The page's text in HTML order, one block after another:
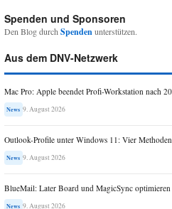
Spenden und Sponsoren
Den Blog durchSpendenunterstützen.
Aus dem DNV-Netzwerk
Mac Pro: Apple beendet Profi-Workstation nach
News 9. August 2026
Outlook-Profile unter Windows 11: Vier
News 9. August 2026
BlueMail: Later Board und MagicSync
News 9. August 2026